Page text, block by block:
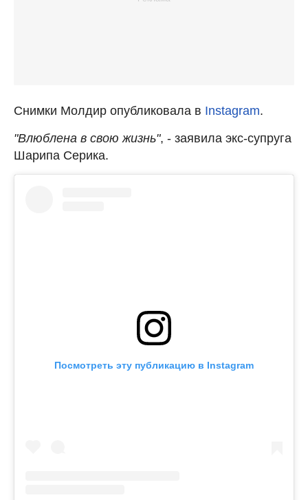
Снимки Молдир опубликовала в Instagram.
"Влюблена в свою жизнь", - заявила экс-супруга
Шарипа Серика.
Посмотреть эту публикацию в Instagram